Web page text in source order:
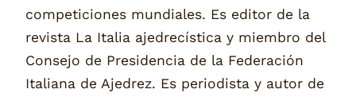
competiciones mundiales. Es editor de la
revista La Italia ajedrecística y miembro del
Consejo de Presidencia de la Federación
Italiana de Ajedrez. Es periodista y autor de